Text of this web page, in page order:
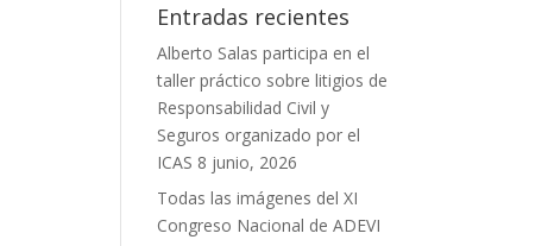
Entradas recientes
Alberto Salas participa en el
taller práctico sobre litigios de
Responsabilidad Civil y
Seguros organizado por el
ICAS 8 junio, 2026
Todas las imágenes del XI
Congreso Nacional de ADEVI